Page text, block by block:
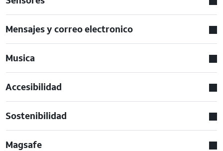
Mensajes y correo electronico
Musica
Accesibilidad
Sostenibilidad
Magsafe